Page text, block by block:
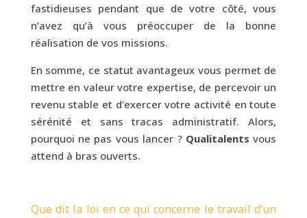
fastidieuses pendant que de votre côté, vous
n’avez qu’à vous préoccuper de la bonne
réalisation de vos missions.
En somme, ce statut avantageux vous permet de
mettre en valeur votre expertise, de percevoir un
revenu stable et d’exercer votre activité en toute
sérénité et sans tracas administratif. Alors,
pourquoi ne pas vous lancer ? Qualitalents vous
attend à bras ouverts.
Que dit la loi en ce qui concerne le travail d’un